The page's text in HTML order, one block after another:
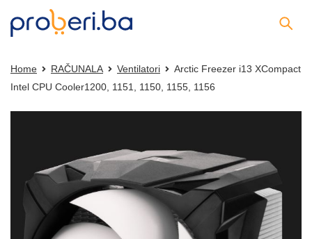
Home RAČUNALA Ventilatori
Arctic Freezer i13 XCompact
Intel CPU Cooler1200, 1151, 1150, 1155, 1156